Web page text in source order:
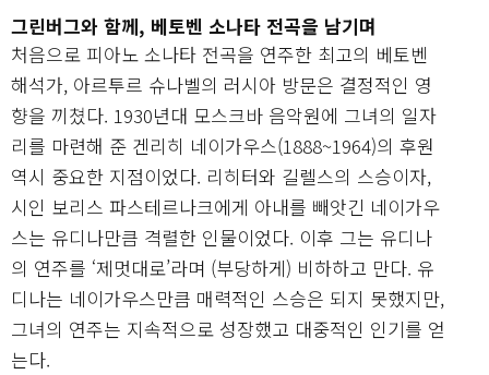
그린버그와 함께, 베토벤 소나타 전곡을 남기며
처음으로 피아노 소나타 전곡을 연주한 최고의 베토벤
해석가, 아르투르 슈나벨의 러시아 방문은 결정적인 영
향을 끼쳤다. 1930년대 모스크바 음악원에 그녀의 일자
리를 마련해 준 겐리히 네이가우스(1888~1964)의 후원
역시 중요한 지점이었다. 리히터와 길렐스의 스승이자,
시인 보리스 파스테르나크에게 아내를 빼앗긴 네이가우
스는 유디나만큼 격렬한 인물이었다. 이후 그는 유디나
의 연주를 ‘제멋대로’라며 (부당하게) 비하하고 만다. 유
디나는 네이가우스만큼 매력적인 스승은 되지 못했지만,
그녀의 연주는 지속적으로 성장했고 대중적인 인기를 얻
는다.